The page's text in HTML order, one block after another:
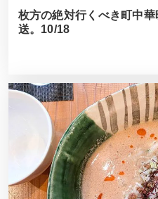
枚方の絶対行くべき町中
送。10/18